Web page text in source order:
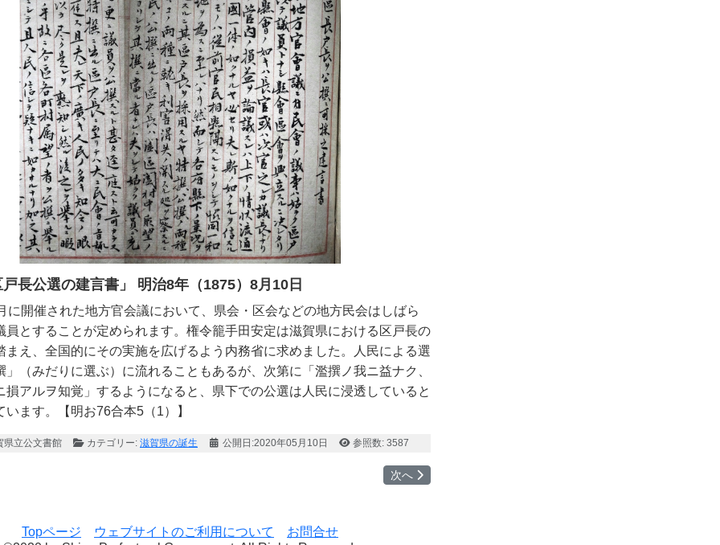
戸長公選の建言書」 明治8年（1875）8月10日
開催された地方官会議において、県会・区会などの地方民会はしばら
員とすることが定められます。権令籠手田安定は滋賀県における区戸長の
まえ、全国的にその実施を広げるよう内務省に求めました。人民による選
」（みだりに選ぶ）に流れることもあるが、次第に「濫撰ノ我ニ益ナク、
損アルヲ知覚」するようになると、県下での公選は人民に浸透していると
います。【明お76合本5（1）】
県立公文書館 カテゴリー: 滋賀県の誕生 公開日:2020年05月10日 参照数: 3587
滋賀県の誕生 次の記事へ: ４ 滋賀県の「文明化」
次へ
Topページ ウェブサイトのご利用について
お問合せ